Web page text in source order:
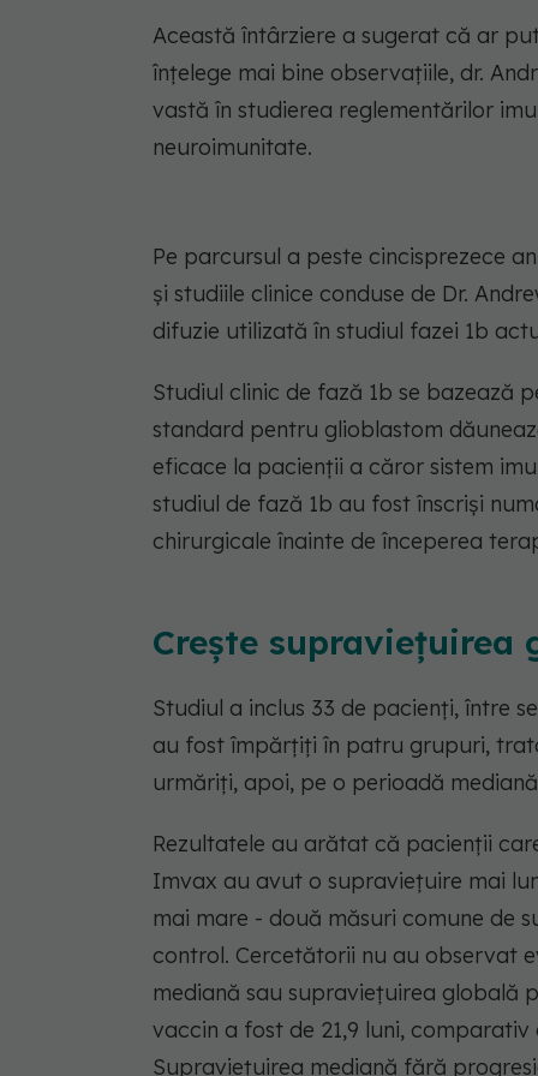
Această întârziere a sugerat că ar
înțelege mai bine observațiile, dr.
vastă în studierea reglementărilor
neuroimunitate.
Pe parcursul a peste cincisprezece
și studiile clinice conduse de Dr.
difuzie utilizată în studiul fazei 1b
Studiul clinic de fază 1b se bazează
standard pentru glioblastom
eficace la pacienții a căror sistem
studiul de fază 1b au fost înscriși
chirurgicale înainte de începerea
Crește supraviețuirea
Studiul a inclus 33 de pacienți, între
au fost împărțiți în patru grupuri,
urmăriți, apoi, pe o perioadă
Rezultatele au arătat că pacienții
Imvax au avut o supraviețuire mai
mai mare - două măsuri comune de
control. Cercetătorii nu au observat
mediană sau supraviețuirea globală
vaccin a fost de 21,9 luni,
Supraviețuirea mediană fără